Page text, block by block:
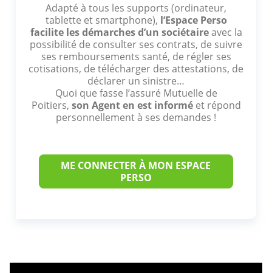
Adapté à tous les supports (ordinateur,
tablette et smartphone), l’Espace Perso
facilite les démarches d’un sociétaireavec la
possibilité de consulter ses contrats, de suivre
ses remboursements santé, de régler ses
cotisations, de télécharger des attestations, de
déclarer un sinistre…
Quoi que fasse l’assuré Mutuelle de
Poitiers, son Agent en est informéet répond
personnellement à ses demandes !
ME CONNECTER À MON ESPACE
PERSO